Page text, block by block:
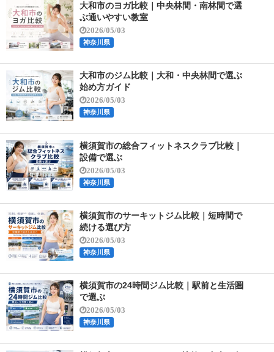
大和市のヨガ比較｜中央林間・南林間で選
ぶ通いやすい教室
2026/05/03
神奈川県
大和市のジム比較｜大和・中央林間で選ぶ
始め方ガイド
2026/05/03
神奈川県
横須賀市の総合フィットネスクラブ比較｜
設備で選ぶ
2026/05/03
神奈川県
横須賀市のサーキットジム比較｜短時間で
続ける選び方
2026/05/03
神奈川県
横須賀市の24時間ジム比較｜駅前と生活圏
で選ぶ
2026/05/03
神奈川県